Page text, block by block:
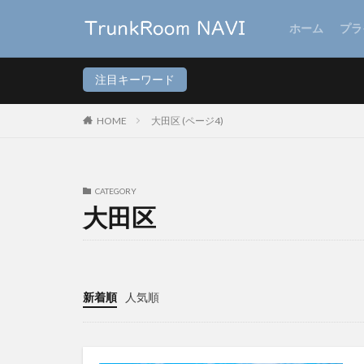
ホーム プ
注目キーワード
HOME 大田区 (ページ4)
CATEGORY
大田区
新着順 人気順